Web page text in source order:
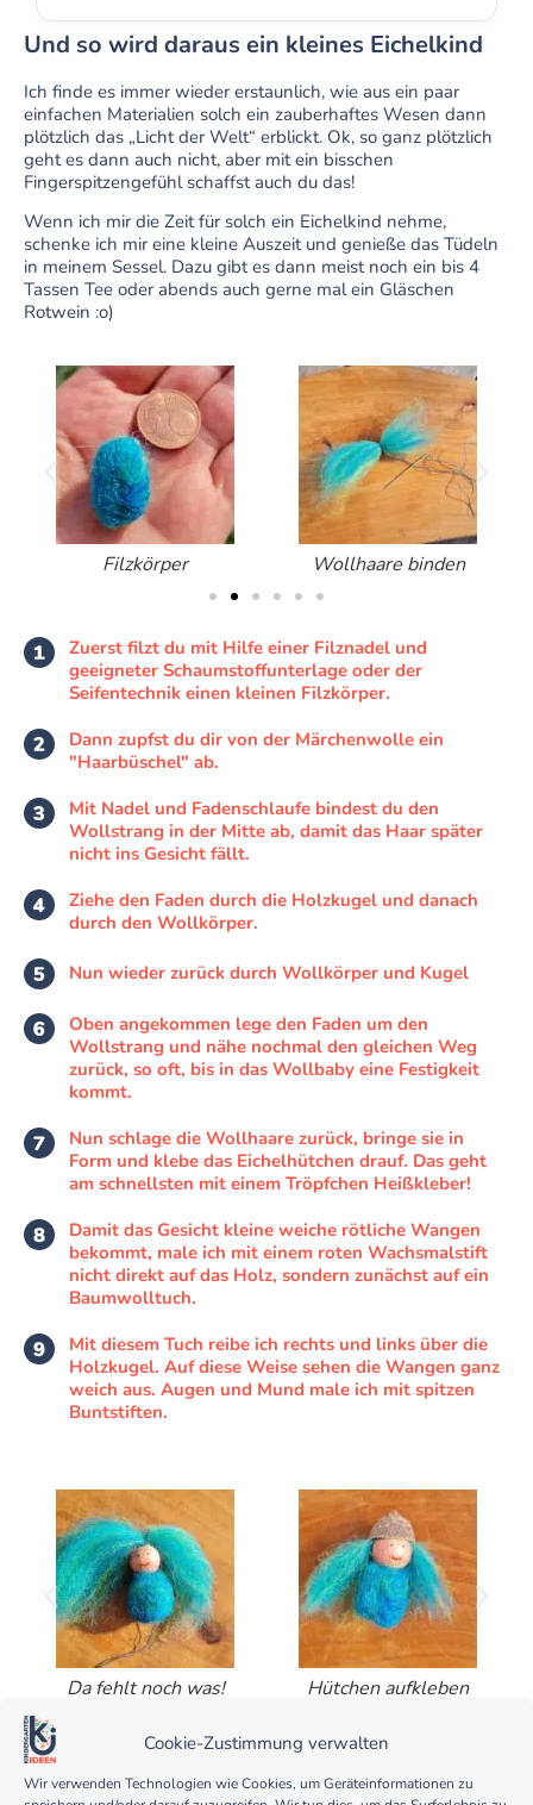
Cookie-Zustimmung verwalten
Wir verwenden Technologien wie Cookies, um Geräteinformationen zu
Und so wird daraus ein kleines Eichelkind
Ich finde es immer wieder erstaunlich, wie aus ein paar
einfachen Materialien solch ein zauberhaftes Wesen dann
plötzlich das „Licht der Welt“ erblickt. Ok, so ganz plötzlich
geht es dann auch nicht, aber mit ein bisschen
Fingerspitzengefühl schaffst auch du das!
Wenn ich mir die Zeit für solch ein Eichelkind nehme,
schenke ich mir eine kleine Auszeit und genieße das Tüdeln
in meinem Sessel. Dazu gibt es dann meist noch ein bis 4
Tassen Tee oder abends auch gerne mal ein Gläschen
Rotwein :o)
Filzkörper Wollhaare binden
Zuerst filzt du mit Hilfe einer Filznadel und
geeigneter Schaumstoffunterlage oder der
Seifentechnik einen kleinen Filzkörper.
Dann zupfst du dir von der Märchenwolle ein
"Haarbüschel" ab.
Mit Nadel und Fadenschlaufe bindest du den
Wollstrang in der Mitte ab, damit das Haar später
nicht ins Gesicht fällt.
Ziehe den Faden durch die Holzkugel und danach
durch den Wollkörper.
Nun wieder zurück durch Wollkörper und Kugel
Oben angekommen lege den Faden um den
Wollstrang und nähe nochmal den gleichen Weg
zurück, so oft, bis in das Wollbaby eine Festigkeit
kommt.
Nun schlage die Wollhaare zurück, bringe sie in
Form und klebe das Eichelhütchen drauf. Das geht
am schnellsten mit einem Tröpfchen Heißkleber!
Damit das Gesicht kleine weiche rötliche Wangen
bekommt, male ich mit einem roten Wachsmalstift
nicht direkt auf das Holz, sondern zunächst auf ein
Baumwolltuch.
Mit diesem Tuch reibe ich rechts und links über die
Holzkugel. Auf diese Weise sehen die Wangen ganz
weich aus. Augen und Mund male ich mit spitzen
Buntstiften.
Da fehlt noch was! Hütchen aufkleben